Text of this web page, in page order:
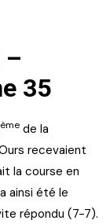
–
35
ème de la
recevaient
la course en
ainsi été le
répondu (7-7).